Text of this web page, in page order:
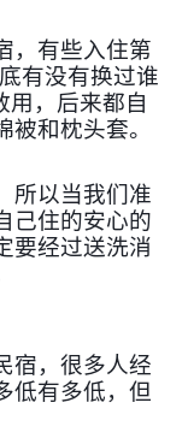
，有些入住第
有没有换过谁
用，后来都自
和枕头套。
所以当我们准
己住的安心的
要经过送洗消
宿，很多人经
低有多低，但